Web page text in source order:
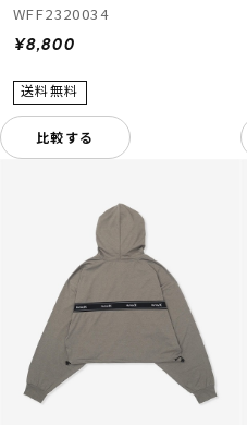
WFF2320034
¥8,800
比較する